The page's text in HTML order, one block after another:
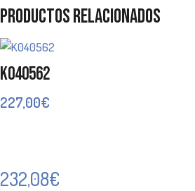
Productos relacionados
K040562
227,00€
232,08€